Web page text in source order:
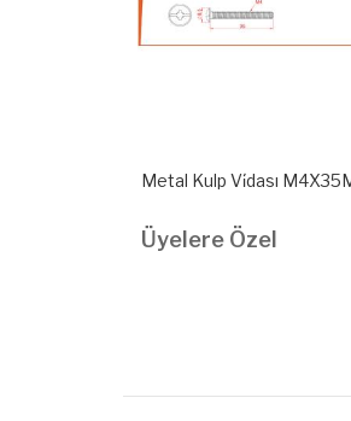
Metal Kulp Vi̇dası
Üyelere Özel